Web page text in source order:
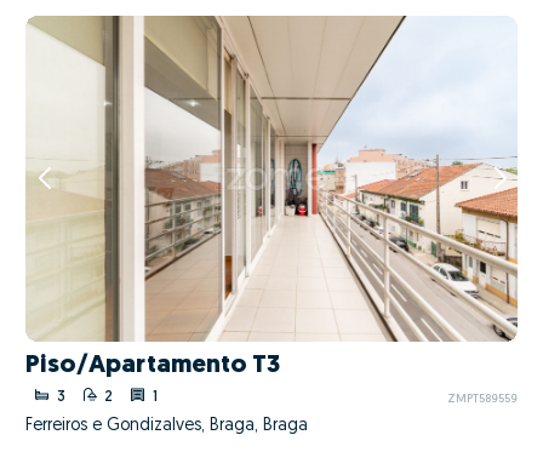
Piso/Apartamento T3
3 2 1 ZMPT589559
Ferreiros e Gondizalves, Braga, Braga